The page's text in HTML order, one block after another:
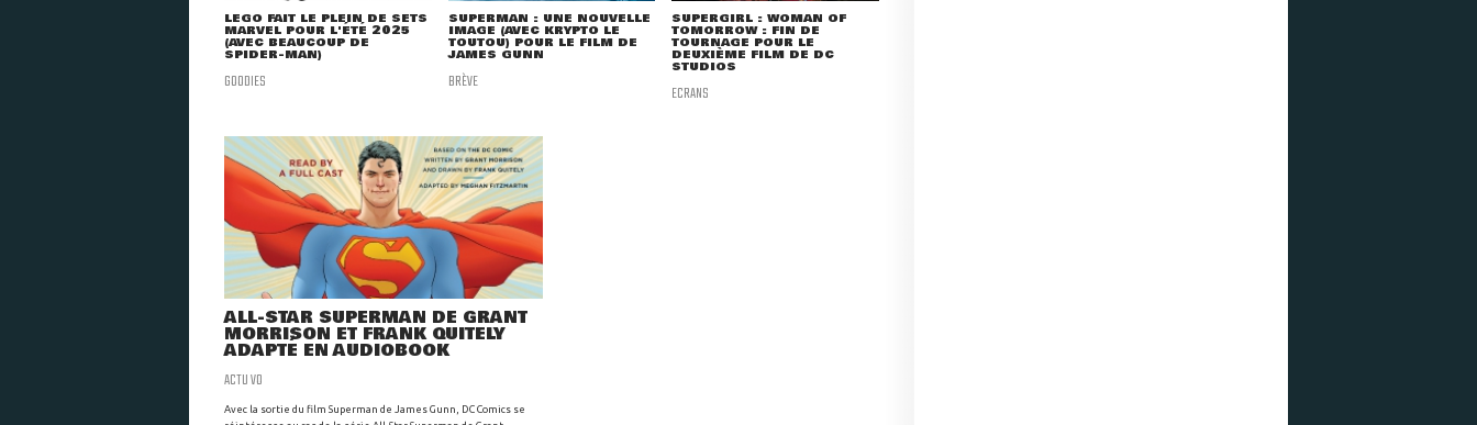
LEGO FAIT LE PLEIN DE SETS
MARVEL POUR L'ÉTÉ 2025
(AVEC BEAUCOUP DE
SPIDER-MAN)
GOODIES
SUPERMAN : UNE NOUVELLE
IMAGE (AVEC KRYPTO LE
TOUTOU) POUR LE FILM DE
JAMES GUNN
BRÈVE
SUPERGIRL : WOMAN OF
TOMORROW : FIN DE
TOURNAGE POUR LE
DEUXIÈME FILM DE DC
STUDIOS
ECRANS
ALL-STAR SUPERMAN DE GRANT
MORRISON ET FRANK QUITELY
ADAPTÉ EN AUDIOBOOK
ACTU VO
Avec la sortie du film Superman de James Gunn, DC Comics se